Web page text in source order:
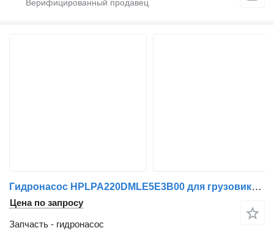
Гидронасос HPLPA220DMLE5E3B00 для грузовика Isuzu NQR
Цена по запросу
Запчасть - гидронасос